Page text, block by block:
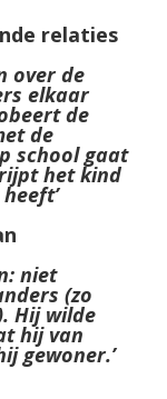
relaties
over de
elkaar
de
de
school gaat
het kind
niet
(zo
Hij wilde
hij van
gewoner.’